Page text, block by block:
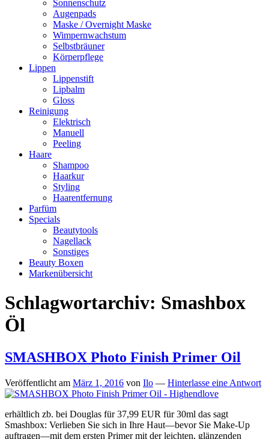
Sonnenschutz
Augenpads
Maske / Overnight Maske
Wimpernwachstum
Selbstbräuner
Körperpflege
Lippen
Lippenstift
Lipbalm
Gloss
Reinigung
Elektrisch
Manuell
Peeling
Haare
Shampoo
Haarkur
Styling
Haarentfernung
Parfüm
Specials
Beautytools
Nagellack
Sonstiges
Beauty Boxen
Markenübersicht
Schlagwortarchiv: Smashbox
Öl
SMASHBOX Photo Finish Primer Oil
Veröffentlicht am März 1, 2016 von Ilo — Hinterlasse eine Antwort
erhältlich zb. bei Douglas für 37,99 EUR für 30ml das sagt
Smashbox: Verlieben Sie sich in Ihre Haut—bevor Sie Make-Up
auftragen—mit dem ersten Primer mit der leichten, glänzenden